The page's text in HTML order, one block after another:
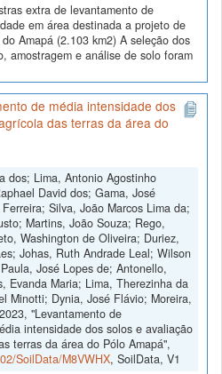
extra de levantamento de
em área destinada a projeto de
Amapá (2.103 km2) A seleção dos
amostragem e análise de solo foram
de média intensidade dos
das terras da área do
dos; Lima, Antonio Agostinho
David dos; Gama, José
Silva, João Marcos Lima da;
Martins, João Souza; Rego,
Washington de Oliveira; Duriez,
Johas, Ruth Andrade Leal; Wilson
José Lopes de; Antonello,
Evanda Maria; Lima, Therezinha da
Minotti; Dynia, José Flávio; Moreira,
"Levantamento de
intensidade dos solos e avaliação
terras da área do Pólo Amapá",
SoilData/M8VWHX, SoilData, V1